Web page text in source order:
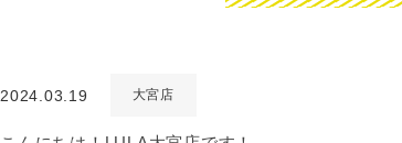
2024.03.19 大宮店